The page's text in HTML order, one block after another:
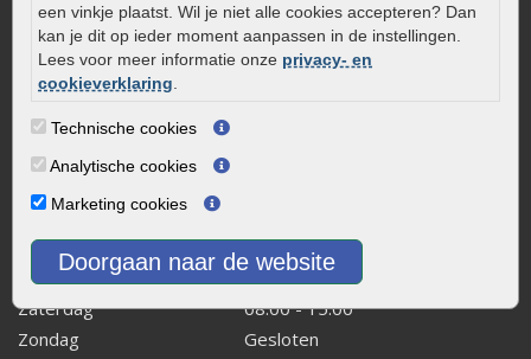
een vinkje plaatst. Wil je niet alle cookies accepteren? Dan
kan je dit op ieder moment aanpassen in de instellingen.
Lees voor meer informatie onze privacy- en
cookieverklaring
Technische cookies
Analytische cookies
Marketing cookies
Doorgaan naar de website
8243 RB Lelystad
info@onlinetuinwarenhuis.nl
Routebeschrijving
Openingstijden
Maandag
Woensdag
Donderdag
08:00 - 17:00
Vrijdag
08:00 - 17:00
Zaterdag
08:00 - 15.00
Zondag
Gesloten